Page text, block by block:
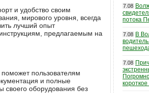
и удобство своим
мирового уровня, всегда
лучший опыт
предлагаемым на
пользователям
и полные
своего оборудования без
7.08
потока
7.08 В
7.08